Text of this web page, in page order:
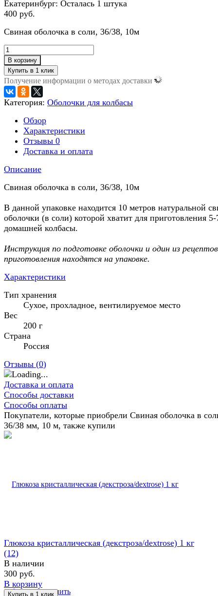
Екатеринбург: Осталась 1 штука
400 руб.
Свиная оболочка в соли, 36/38, 10м
В корзину
Получение информации о методах доставки
Категория: Оболочки для колбасы
Обзор
Характеристики
Отзывы 0
Доставка и оплата
Описание
Свиная оболочка в соли, 36/38, 10м
В данной упаковке находится 10 метров натуральной
оболочки (в соли) которой хватит для приготовления 5-
домашней колбасы.
Инструкция по подготовке оболочки и один из рецептов
приготовления находятся на упаковке.
Характеристики
Тип хранения
Сухое, прохладное, вентилируемое место
Вес
200 г
Страна
Россия
Отзывы (0)
Доставка и оплата
Способы доставки
Способы оплаты
Покупатели, которые приобрели Свиная оболочка в
36/38 мм, 10 м, также купили
избранное сравнить
Глюкоза кристаллическая (декстроза/dextrose) 1 кг
(12)
В наличии
300 руб.
В корзину